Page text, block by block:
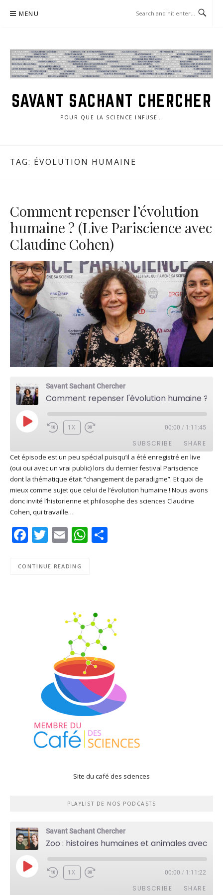
MENU
SAVANT SACHANT CHERCHER
POUR QUE LA SCIENCE INFUSE…
TAG: ÉVOLUTION HUMAINE
Comment repenser l’évolution
humaine ? (Live Pariscience avec
Claudine Cohen)
Savant Sachant Chercher
PLAY
EPISODE
1X 00:00 / 1:11:45
SUBSCRIBE SHARE
Apple Podcasts Deezer
PocketCasts
Podcast Addict RSS
Spotify
RSS FEED
SHARE
LINK
EMBED
Cet épisode est un peu spécial puisqu’il a été enregistré en live
(oui oui avec un vrai public) lors du dernier festival Pariscience
dont la thématique était “changement de paradigme”. Et quoi de
mieux comme sujet que celui de l’évolution humaine ! Nous avons
donc invité l’historienne et philosophe des sciences Claudine
Cohen, qui travaille…
Facebook
Twitter
EmailWhatsApp
CONTINUE READING
Site du café des sciences
PLAYLIST DE NOS PODCASTS
Savant Sachant Chercher
PLAY
EPISODE
1X 00:00 / 1:11:22
SUBSCRIBE SHARE